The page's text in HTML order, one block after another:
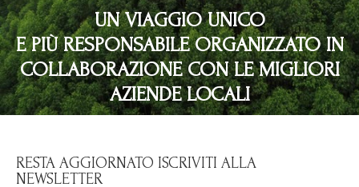
UN VIAGGIO UNICO
E PIÙ RESPONSABILE ORGANIZZATO IN
COLLABORAZIONE CON LE MIGLIORI
AZIENDE LOCALI
RESTA AGGIORNATO ISCRIVITI ALLA
NEWSLETTER